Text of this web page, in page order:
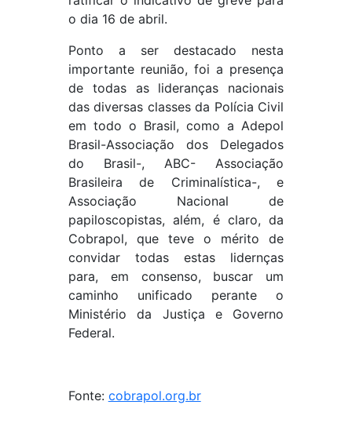
o dia 16 de abril.
Ponto a ser destacado nesta
importante reunião, foi a presença
de todas as lideranças nacionais
das diversas classes da Polícia Civil
em todo o Brasil, como a Adepol
Brasil-Associação dos Delegados
do Brasil-, ABC- Associação
Brasileira de Criminalística-, e
Associação Nacional de
papiloscopistas, além, é claro, da
Cobrapol, que teve o mérito de
convidar todas estas lidernças
para, em consenso, buscar um
caminho unificado perante o
Ministério da Justiça e Governo
Federal.
Fonte: cobrapol.org.br